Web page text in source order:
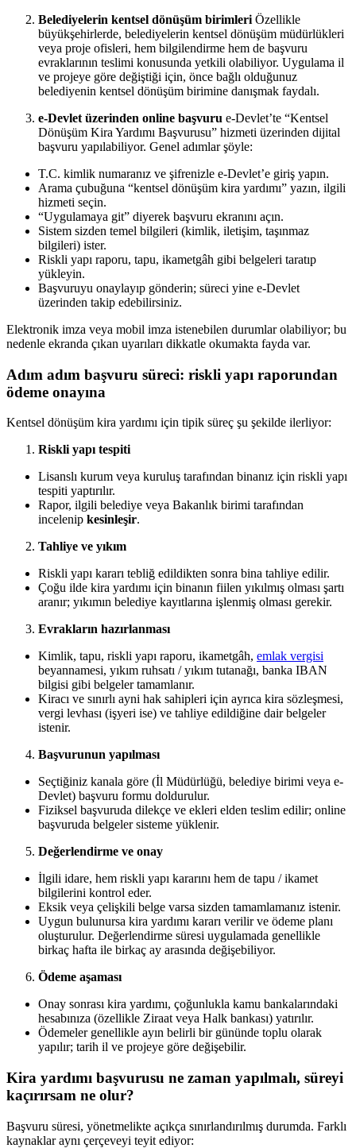
Belediyelerin kentsel dönüşüm birimleri Özellikle
büyükşehirlerde, belediyelerin kentsel dönüşüm müdürlükleri
veya proje ofisleri, hem bilgilendirme hem de başvuru
evraklarının teslimi konusunda yetkili olabiliyor. Uygulama il
ve projeye göre değiştiği için, önce bağlı olduğunuz
belediyenin kentsel dönüşüm birimine danışmak faydalı.
e-Devlet üzerinden online başvuru e-Devlet’te “Kentsel
Dönüşüm Kira Yardımı Başvurusu” hizmeti üzerinden dijital
başvuru yapılabiliyor. Genel adımlar şöyle:
T.C. kimlik numaranız ve şifrenizle e-Devlet’e giriş yapın.
Arama çubuğuna “kentsel dönüşüm kira yardımı” yazın, ilgili
hizmeti seçin.
“Uygulamaya git” diyerek başvuru ekranını açın.
Sistem sizden temel bilgileri (kimlik, iletişim, taşınmaz
bilgileri) ister.
Riskli yapı raporu, tapu, ikametgâh gibi belgeleri taratıp
yükleyin.
Başvuruyu onaylayıp gönderin; süreci yine e-Devlet
üzerinden takip edebilirsiniz.
Elektronik imza veya mobil imza istenebilen durumlar olabiliyor; bu
nedenle ekranda çıkan uyarıları dikkatle okumakta fayda var.
Adım adım başvuru süreci: riskli yapı raporundan
ödeme onayına
Kentsel dönüşüm kira yardımı için tipik süreç şu şekilde ilerliyor:
Riskli yapı tespiti
Lisanslı kurum veya kuruluş tarafından binanız için riskli yapı
tespiti yaptırılır.
Rapor, ilgili belediye veya Bakanlık birimi tarafından
incelenip kesinleşir.
Tahliye ve yıkım
Riskli yapı kararı tebliğ edildikten sonra bina tahliye edilir.
Çoğu ilde kira yardımı için binanın fiilen yıkılmış olması şartı
aranır; yıkımın belediye kayıtlarına işlenmiş olması gerekir.
Evrakların hazırlanması
Kimlik, tapu, riskli yapı raporu, ikametgâh, emlak vergisi
beyannamesi, yıkım ruhsatı / yıkım tutanağı, banka IBAN
bilgisi gibi belgeler tamamlanır.
Kiracı ve sınırlı ayni hak sahipleri için ayrıca kira sözleşmesi,
vergi levhası (işyeri ise) ve tahliye edildiğine dair belgeler
istenir.
Başvurunun yapılması
Seçtiğiniz kanala göre (İl Müdürlüğü, belediye birimi veya e-
Devlet) başvuru formu doldurulur.
Fiziksel başvuruda dilekçe ve ekleri elden teslim edilir; online
başvuruda belgeler sisteme yüklenir.
Değerlendirme ve onay
İlgili idare, hem riskli yapı kararını hem de tapu / ikamet
bilgilerini kontrol eder.
Eksik veya çelişkili belge varsa sizden tamamlamanız istenir.
Uygun bulunursa kira yardımı kararı verilir ve ödeme planı
oluşturulur. Değerlendirme süresi uygulamada genellikle
birkaç hafta ile birkaç ay arasında değişebiliyor.
Ödeme aşaması
Onay sonrası kira yardımı, çoğunlukla kamu bankalarındaki
hesabınıza (özellikle Ziraat veya Halk bankası) yatırılır.
Ödemeler genellikle ayın belirli bir gününde toplu olarak
yapılır; tarih il ve projeye göre değişebilir.
Kira yardımı başvurusu ne zaman yapılmalı, süreyi
kaçırırsam ne olur?
Başvuru süresi, yönetmelikte açıkça sınırlandırılmış durumda. Farklı
kaynaklar aynı çerçeveyi teyit ediyor: